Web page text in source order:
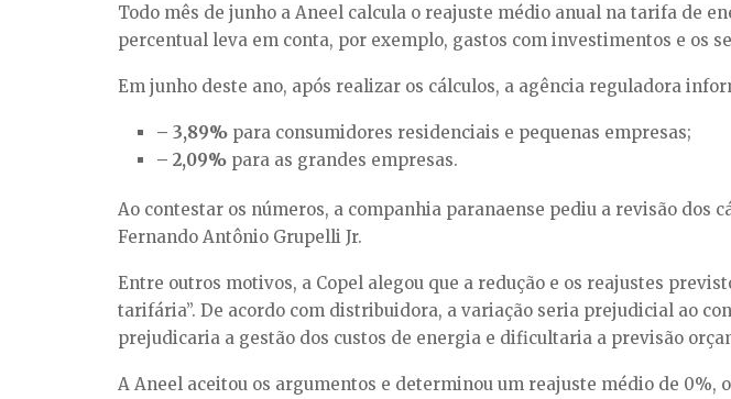
Todo mês de junho a Aneel calcula o reajuste médio anual na tarifa de
percentual leva em conta, por exemplo, gastos com investimentos e os
Em junho deste ano, após realizar os cálculos, a agência reguladora
– 3,89% para consumidores residenciais e pequenas empresas;
– 2,09% para as grandes empresas.
Ao contestar os números, a companhia paranaense pediu a revisão dos
Fernando Antônio Grupelli Jr.
Entre outros motivos, a Copel alegou que a redução e os reajustes
tarifária”. De acordo com distribuidora, a variação seria prejudicial ao
prejudicaria a gestão dos custos de energia e dificultaria a previsão
A Aneel aceitou os argumentos e determinou um reajuste médio de 0%,